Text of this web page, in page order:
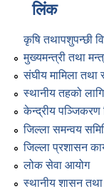
लिंक
कृषि तथापशुपन्छी
मुख्यमन्त्री तथा
संघीय मामिला तथा
स्थानीय तहको
केन्द्रीय पञ्जिकरण
जिल्ला समन्वय
जिल्ला प्रशासन
लोक सेवा आयोग
स्थानीय शासन